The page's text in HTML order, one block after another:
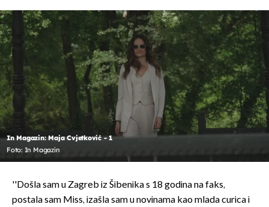
In Magazin: Maja Cvjetković - 1
Foto: In Magazin
''Došla sam u Zagreb iz Šibenika s 18 godina na faks,
postala sam Miss, izašla sam u novinama kao mlada curica i